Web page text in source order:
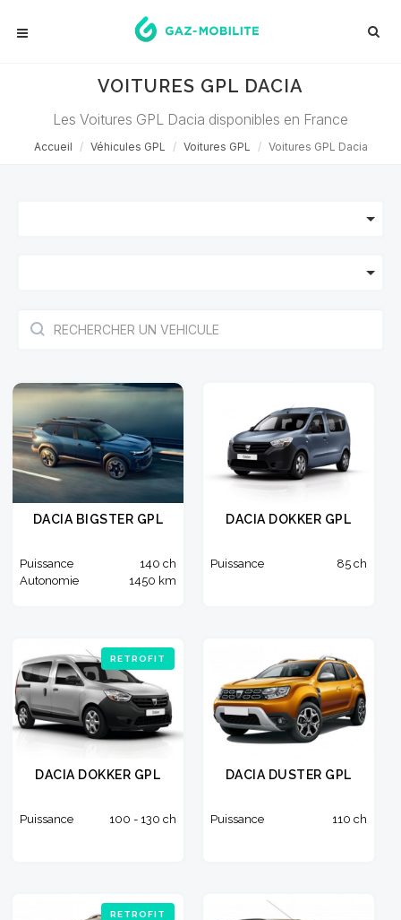
VOITURES GPL DACIA
Les Voitures GPL Dacia disponibles en France
Accueil Véhicules GPL Voitures GPL Voitures GPL Dacia
DACIA BIGSTER GPL
Puissance
140 ch
Autonomie
1450 km
DACIA DOKKER GPL
Puissance 85 ch
RETROFIT
DACIA DOKKER GPL
Puissance 100 - 130 ch
DACIA DUSTER GPL
Puissance 110 ch
RETROFIT